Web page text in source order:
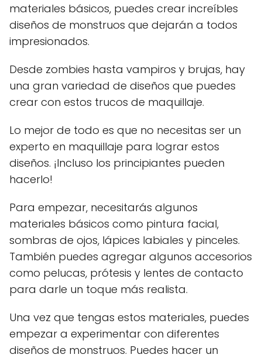
materiales básicos, puedes crear increíbles
diseños de monstruos que dejarán a todos
impresionados.
Desde zombies hasta vampiros y brujas, hay
una gran variedad de diseños que puedes
crear con estos trucos de maquillaje.
Lo mejor de todo es que no necesitas ser un
experto en maquillaje para lograr estos
diseños. ¡Incluso los principiantes pueden
hacerlo!
Para empezar, necesitarás algunos
materiales básicos como pintura facial,
sombras de ojos, lápices labiales y pinceles.
También puedes agregar algunos accesorios
como pelucas, prótesis y lentes de contacto
para darle un toque más realista.
Una vez que tengas estos materiales, puedes
empezar a experimentar con diferentes
diseños de monstruos. Puedes hacer un